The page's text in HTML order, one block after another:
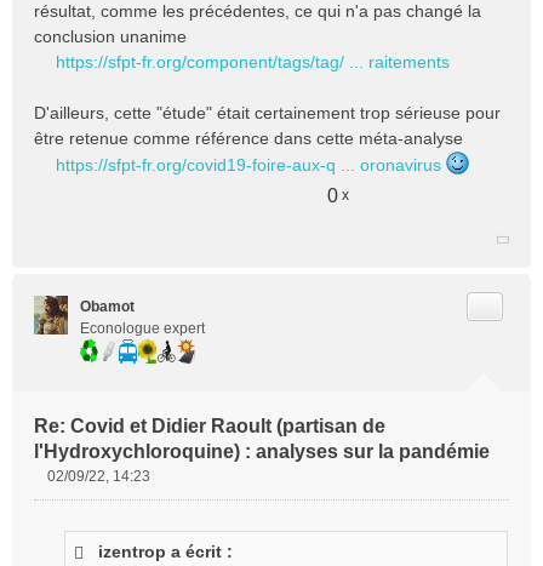
o
n
résultat, comme les précédentes, ce qui n'a pas changé la
conclusion unanime
https://sfpt-fr.org/component/tags/tag/ ... raitements
D'ailleurs, cette "étude" était certainement trop sérieuse pour
être retenue comme référence dans cette méta-analyse
https://sfpt-fr.org/covid19-foire-aux-q ... oronavirus
0 x
Obamot
Econologue expert
Re: Covid et Didier Raoult (partisan de
l'Hydroxychloroquine) : analyses sur la pandémie
02/09/22, 14:23
izentrop a écrit :